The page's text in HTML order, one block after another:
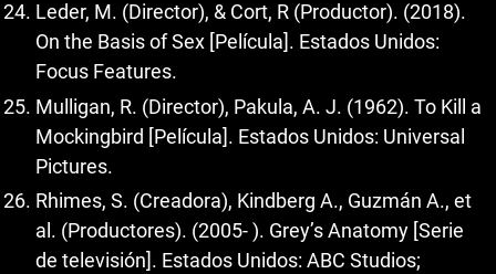
Leder, M. (Director), & Cort, R (Productor). (2018).
On the Basis of Sex [Película]. Estados Unidos:
Focus Features.
Mulligan, R. (Director), Pakula, A. J. (1962). To Kill a
Mockingbird [Película]. Estados Unidos: Universal
Pictures.
Rhimes, S. (Creadora), Kindberg A., Guzmán A., et
al. (Productores). (2005- ). Grey’s Anatomy [Serie
de televisión]. Estados Unidos: ABC Studios;